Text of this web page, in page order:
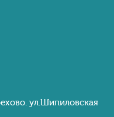
ул.Шипиловcкaя